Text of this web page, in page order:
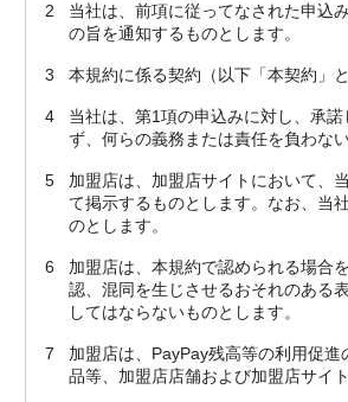
2
当社は、前項に従ってなされた申込
の旨を通知するものとします。
3 本規約に係る契約（以下「本契約」
4
当社は、第1項の申込みに対し、承
ず、何らの義務または責任を負わな
5
加盟店は、加盟店サイトにおいて、
て掲示するものとします。なお、当
のとします。
6
加盟店は、本規約で認められる場合
認、混同を生じさせるおそれのある
してはならないものとします。
7
加盟店は、PayPay残高等の利用促
品等、加盟店店舗および加盟店サイ